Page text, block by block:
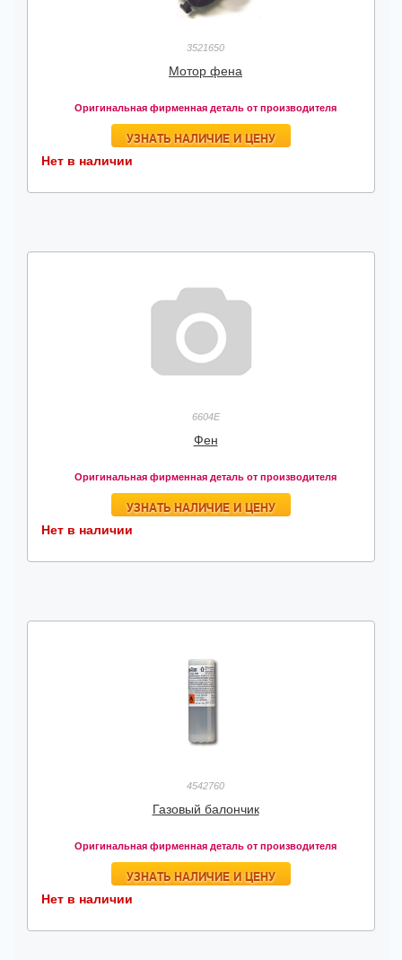
3521650
Мотор фена
Оригинальная фирменная деталь от производителя
УЗНАТЬ НАЛИЧИЕ И ЦЕНУ
Нет в наличии
6604Е
Фен
Оригинальная фирменная деталь от производителя
УЗНАТЬ НАЛИЧИЕ И ЦЕНУ
Нет в наличии
4542760
Газовый балончик
Оригинальная фирменная деталь от производителя
УЗНАТЬ НАЛИЧИЕ И ЦЕНУ
Нет в наличии